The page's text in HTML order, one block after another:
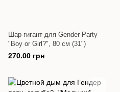
Шар-гигант для Gender Party
"Boy or Girl?", 80 см (31")
270.00 грн